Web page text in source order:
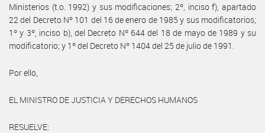
Ministerios (t.o. 1992) y sus modificaciones; 2º, inciso f), apartado
22 del Decreto Nº 101 del 16 de enero de 1985 y sus modificatorios;
1º y 3º, inciso b), del Decreto Nº 644 del 18 de mayo de 1989 y su
modificatorio; y 1º del Decreto Nº 1404 del 25 de julio de 1991.
Por ello,
EL MINISTRO DE JUSTICIA Y DERECHOS HUMANOS
RESUELVE: